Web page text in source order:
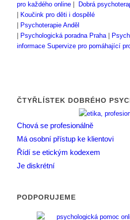
pro každého online|
Dobrá
Koučink pro děti i dospělé
Psychoterapie Anděl
Psychologická poradna Praha|
informace Supervize pro pomáhající
ČTYŘLÍSTEK DOBRÉHO
Chová se profesionálně
Má osobní přístup ke klientovi
Řídí se etickým kodexem
Je diskrétní
PODPORUJEME